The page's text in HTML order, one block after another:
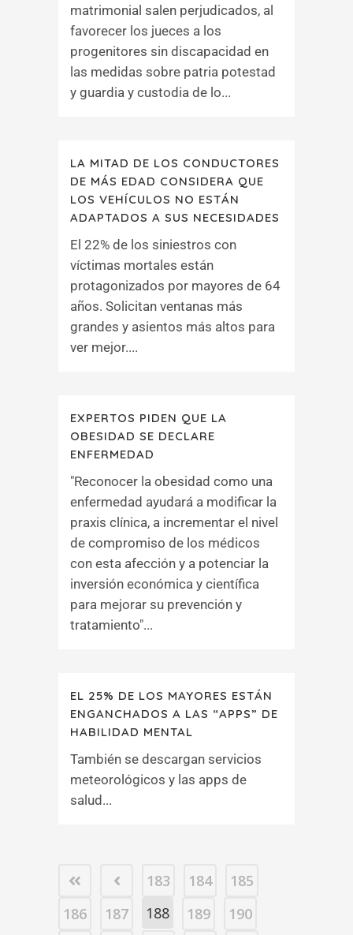
matrimonial salen perjudicados, al
favorecer los jueces a los
progenitores sin discapacidad en
las medidas sobre patria potestad
y guardia y custodia de lo...
LA MITAD DE LOS CONDUCTORES
DE MÁS EDAD CONSIDERA QUE
LOS VEHÍCULOS NO ESTÁN
ADAPTADOS A SUS NECESIDADES
El 22% de los siniestros con
víctimas mortales están
protagonizados por mayores de 64
años. Solicitan ventanas más
grandes y asientos más altos para
ver mejor....
EXPERTOS PIDEN QUE LA
OBESIDAD SE DECLARE
ENFERMEDAD
"Reconocer la obesidad como una
enfermedad ayudará a modificar la
praxis clínica, a incrementar el nivel
de compromiso de los médicos
con esta afección y a potenciar la
inversión económica y científica
para mejorar su prevención y
tratamiento"...
EL 25% DE LOS MAYORES ESTÁN
ENGANCHADOS A LAS “APPS” DE
HABILIDAD MENTAL
También se descargan servicios
meteorológicos y las apps de
salud...
183 184
185
186
187 188 189
190